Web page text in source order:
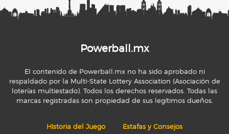
Powerball.mx
El contenido de Powerball.mx no ha sido aprobado ni
respaldado por la Multi-State Lottery Association (Asociación de
loterías multiestado). Todos los derechos reservados. Todas las
marcas registradas son propiedad de sus legítimos dueños.
Historia del Juego Estafas y Consejos